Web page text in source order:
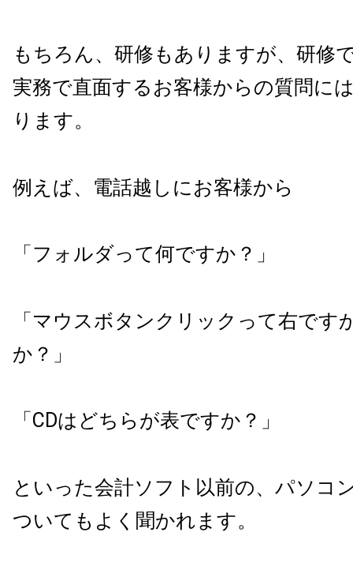
もちろん、研修もありますが、研修
実務で直面するお客様からの質問に
ります。
例えば、電話越しにお客様から
「フォルダって何ですか？」
「マウスボタンクリックって右です
か？」
「CDはどちらが表ですか？」
といった会計ソフト以前の、パソコ
ついてもよく聞かれます。